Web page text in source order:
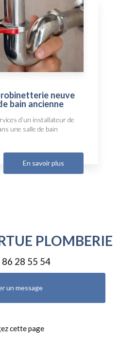
neuve
bain ancienne
d’un installateur de
une salle de bain
En savoir plus
PLOMBERIE
86 28 55 54
un message
cette page